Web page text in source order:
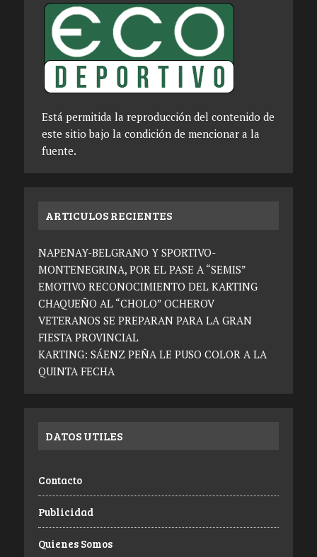
Está permitida la reproducción del contenido de
este sitio bajo la condición de mencionar a la
fuente.
ARTICULOS RECIENTES
NAPENAY-BELGRANO Y SPORTIVO-
MONTENEGRINA, POR EL PASE A “SEMIS”
EMOTIVO RECONOCIMIENTO DEL KARTING
CHAQUEÑO AL “CHOLO” OCHEROV
VETERANOS SE PREPARAN PARA LA GRAN
FIESTA PROVINCIAL
KARTING: SÁENZ PEÑA LE PUSO COLOR A LA
QUINTA FECHA
DATOS UTILES
Contacto
Publicidad
Quienes Somos